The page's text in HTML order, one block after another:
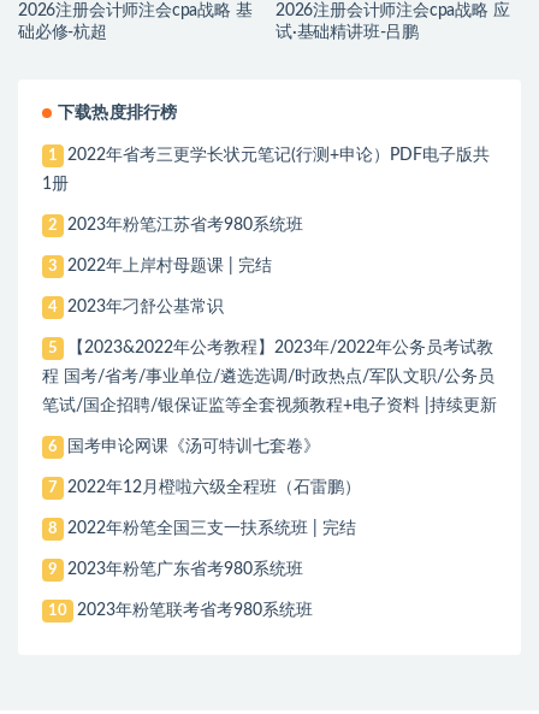
2026注册会计师注会cpa战略 基
础必修-杭超
2026注册会计师注会cpa战略 应
试·基础精讲班-吕鹏
下载热度排行榜
1
2022年省考三更学长状元笔记(行测+申论）PDF电子版共
1册
2 2023年粉笔江苏省考980系统班
3 2022年上岸村母题课 | 完结
4 2023年刁舒公基常识
5
【2023&2022年公考教程】2023年/2022年公务员考试教
程 国考/省考/事业单位/遴选选调/时政热点/军队文职/公务员
笔试/国企招聘/银保证监等全套视频教程+电子资料 |持续更新
6 国考申论网课《汤可特训七套卷》
7 2022年12月橙啦六级全程班（石雷鹏）
8 2022年粉笔全国三支一扶系统班 | 完结
9 2023年粉笔广东省考980系统班
10 2023年粉笔联考省考980系统班